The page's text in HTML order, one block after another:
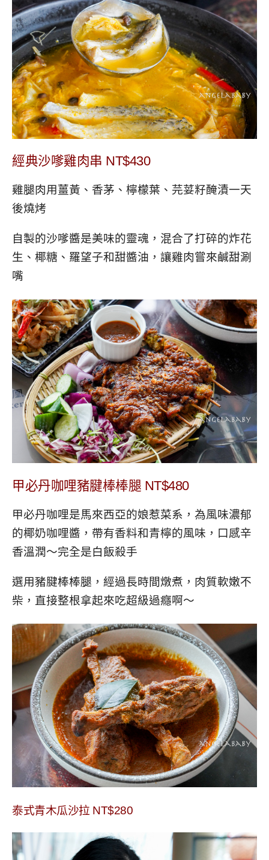
經典沙嗲雞肉串 NT$430
雞腿肉用薑黃、香茅、檸檬葉、芫荽籽醃漬一天
後燒烤
自製的沙嗲醬是美味的靈魂，混合了打碎的炸花
生、椰糖、羅望子和甜醬油，讓雞肉嘗來鹹甜涮
嘴
甲必丹咖哩豬腱棒棒腿 NT$480
甲必丹咖哩是馬來西亞的娘惹菜系，為風味濃郁
的椰奶咖哩醬，帶有香料和青檸的風味，口感辛
香溫潤～完全是白飯殺手
選用豬腱棒棒腿，經過長時間燉煮，肉質軟嫩不
柴，直接整根拿起來吃超級過癮啊～
泰式青木瓜沙拉 NT$280